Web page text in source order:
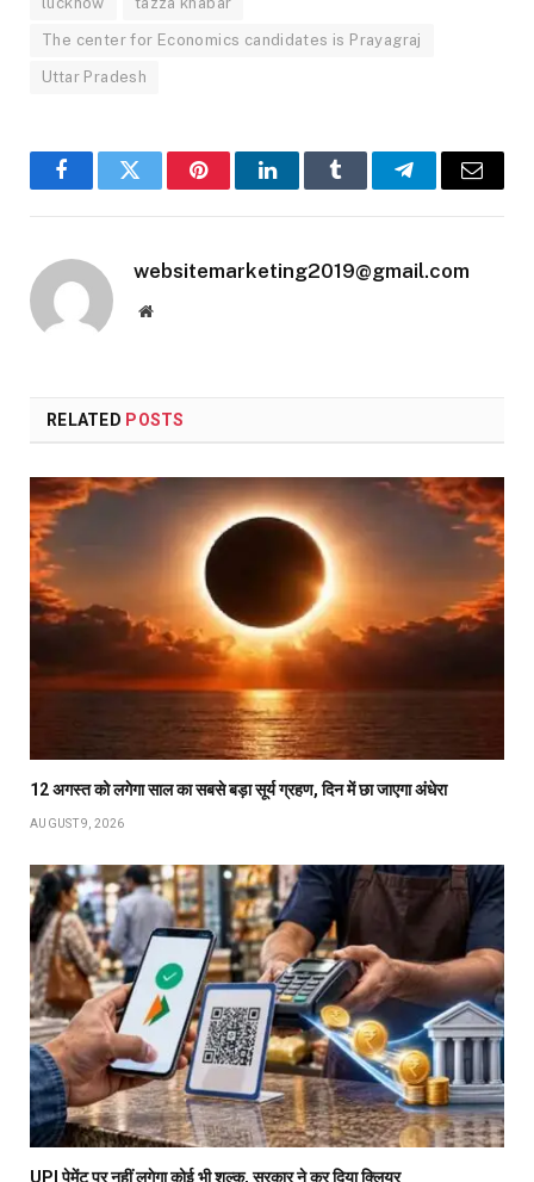
The center for Economics candidates is Prayagraj
Uttar Pradesh
FacebookTwitter PinterestLinkedInTumblr TelegramEmail
websitemarketing2019@gmail.com
Website
RELATED POSTS
12 अगस्त को लगेगा साल का सबसे बड़ा सूर्य ग्रहण, दिन में छा जाएगा अंधेरा
AUGUST 9, 2026
UPI पेमेंट पर नहीं लगेगा कोई भी शुल्क, सरकार ने कर दिया क्लियर